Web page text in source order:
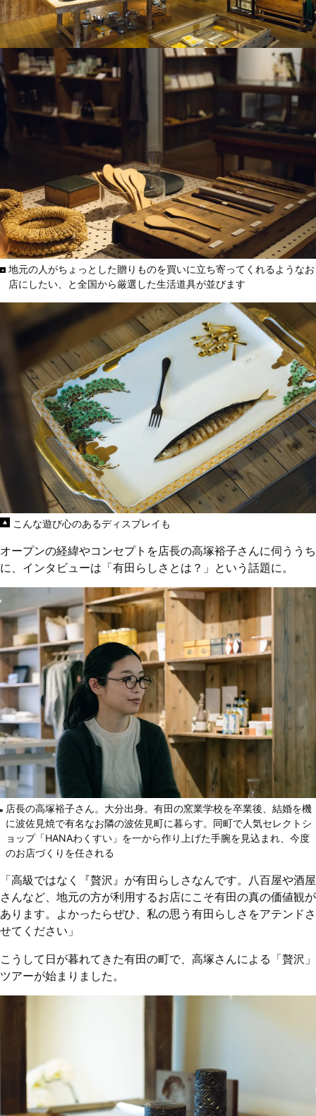
地元の人がちょっとした贈りものを買いに立ち寄ってくれるようなお
店にしたい、と全国から厳選した生活道具が並びます
こんな遊び心のあるディスプレイも
オープンの経緯やコンセプトを店長の高塚裕子さんに伺ううち
に、インタビューは「有田らしさとは？」という話題に。
店長の高塚裕子さん。大分出身。有田の窯業学校を卒業後、結婚を機
に波佐見焼で有名なお隣の波佐見町に暮らす。同町で人気セレクトシ
ョップ「HANAわくすい」を一から作り上げた手腕を見込まれ、今度
のお店づくりを任される
「高級ではなく『贅沢』が有田らしさなんです。八百屋や酒屋
さんなど、地元の方が利用するお店にこそ有田の真の価値観が
あります。よかったらぜひ、私の思う有田らしさをアテンドさ
せてください」
こうして日が暮れてきた有田の町で、高塚さんによる「贅沢」
ツアーが始まりました。